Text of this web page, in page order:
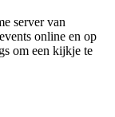
server van
online en op
om een kijkje te